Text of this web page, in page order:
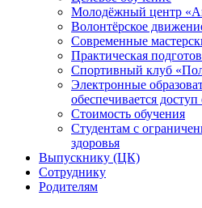
Молодёжный центр
Волонтёрское
Современные
Практическая
Спортивный клуб
Электронные
обеспечивается
Стоимость обучения
Студентам с
здоровья
Выпускнику (ЦК)
Сотруднику
Родителям